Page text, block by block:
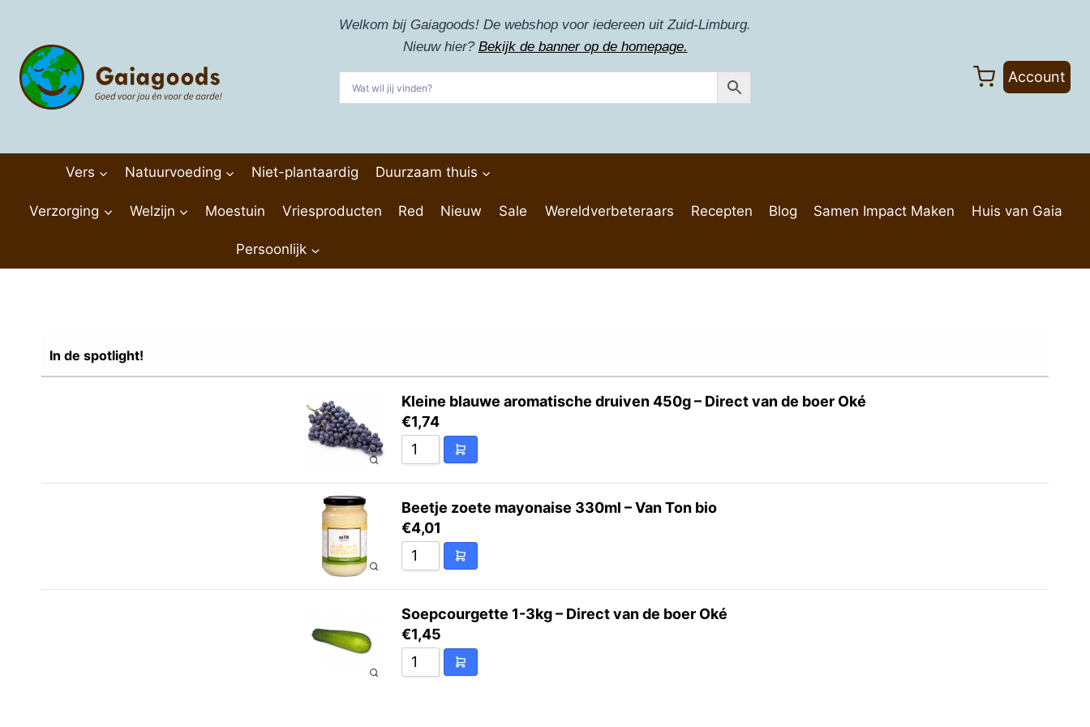
inhoud
Welkom bij Gaiagoods! De webshop voor iedereen uit Zuid-Limburg.
Nieuw hier? Bekijk de banner op de homepage.
Account
Vers Natuurvoeding Niet-plantaardig Duurzaam thuis
Verzorging Welzijn Moestuin Vriesproducten Red Nieuw Sale
Persoonlijk
Wereldverbeteraars Recepten Blog Samen Impact Maken Huis van Gaia
In de spotlight!
Kleine blauwe aromatische druiven 450g – Direct van de boer Oké
€1,74
Beetje zoete mayonaise 330ml – Van Ton bio
€4,01
Soepcourgette 1-3kg – Direct van de boer Oké
€1,45